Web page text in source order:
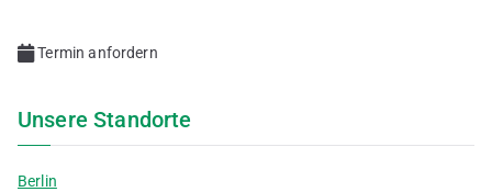
Termin anfordern
Unsere Standorte
Berlin